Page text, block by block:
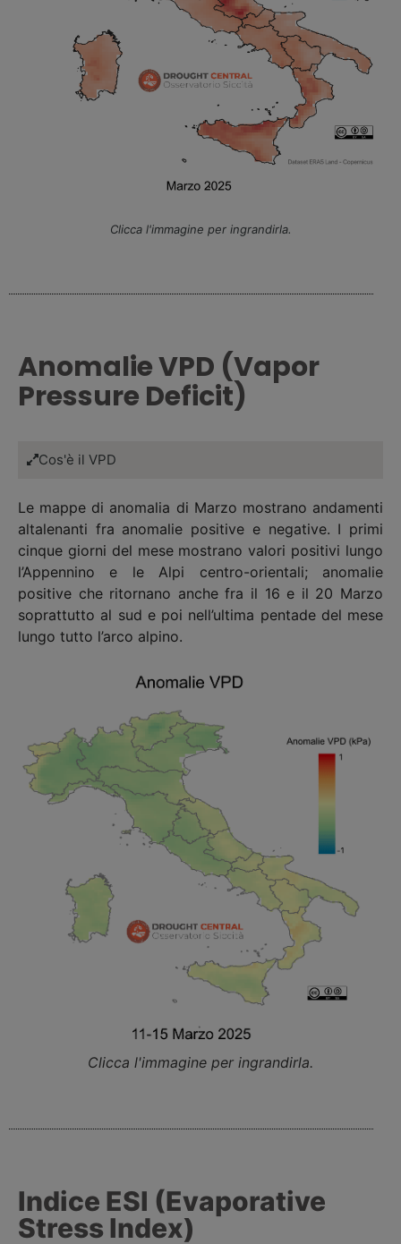
Clicca l'immagine per ingrandirla.
Anomalie VPD (Vapor
Pressure Deficit)
Cos'è il VPD
Le mappe di anomalia di Marzo mostrano andamenti
altalenanti fra anomalie positive e negative. I primi
cinque giorni del mese mostrano valori positivi lungo
l’Appennino e le Alpi centro-orientali; anomalie
positive che ritornano anche fra il 16 e il 20 Marzo
soprattutto al sud e poi nell’ultima pentade del mese
lungo tutto l’arco alpino.
Clicca l'immagine per ingrandirla.
Indice ESI (Evaporative
Stress Index)